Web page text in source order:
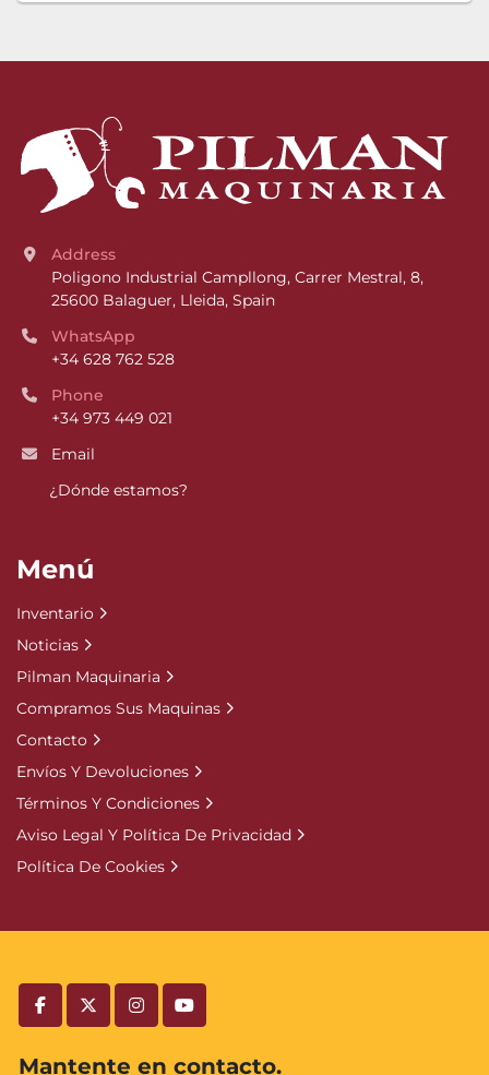
facebooktwitterinstagramyoutube
Mantente en contacto.
Address
Poligono Industrial Campllong, Carrer Mestral, 8,
25600 Balaguer, Lleida, Spain
WhatsApp
+34 628 762 528
Phone
+34 973 449 021
Email
¿Dónde estamos?
Menú
Inventario
Noticias
Pilman Maquinaria
Compramos Sus Maquinas
Contacto
Envíos Y Devoluciones
Términos Y Condiciones
Aviso Legal Y Política De Privacidad
Política De Cookies